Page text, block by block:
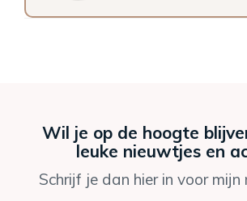
Wil je op de hoogte
leuke nieuwtjes en
Schrijf je dan hier in voor mijn